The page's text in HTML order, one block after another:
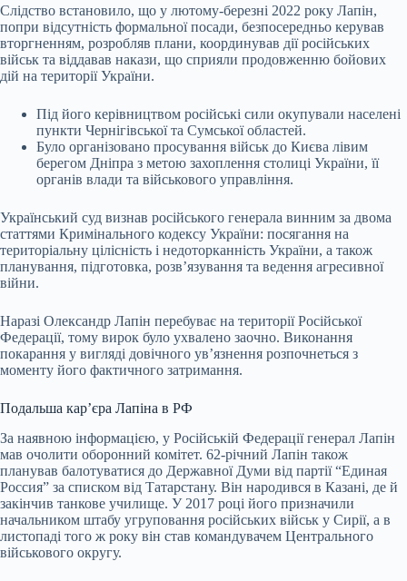
Слідство встановило, що у лютому-березні 2022 року Лапін,
попри відсутність формальної посади, безпосередньо керував
вторгненням, розробляв плани, координував дії російських
військ та віддавав накази, що сприяли продовженню бойових
дій на території України.
Під його керівництвом російські сили окупували населені
пункти Чернігівської та Сумської областей.
Було організовано просування військ до Києва лівим
берегом Дніпра з метою захоплення столиці України, її
органів влади та військового управління.
Український суд визнав російського генерала винним за двома
статтями Кримінального кодексу України: посягання на
територіальну цілісність і недоторканність України, а також
планування, підготовка, розв’язування та ведення агресивної
війни.
Наразі Олександр Лапін перебуває на території Російської
Федерації, тому вирок було ухвалено заочно. Виконання
покарання у вигляді довічного ув’язнення розпочнеться з
моменту його фактичного затримання.
Подальша кар’єра Лапіна в РФ
За наявною інформацією, у Російській Федерації генерал Лапін
мав очолити оборонний комітет. 62-річний Лапін також
планував балотуватися до Державної Думи від партії “Единая
Россия” за списком від Татарстану. Він народився в Казані, де й
закінчив танкове училище. У 2017 році його призначили
начальником штабу угруповання російських військ у Сирії, а в
листопаді того ж року він став командувачем Центрального
військового округу.